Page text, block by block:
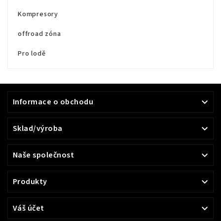
Kompresory
offroad zóna
Pro lodě
Informace o obchodu 
Sklad/výroba 
Naše společnost 
Produkty 
Váš účet 